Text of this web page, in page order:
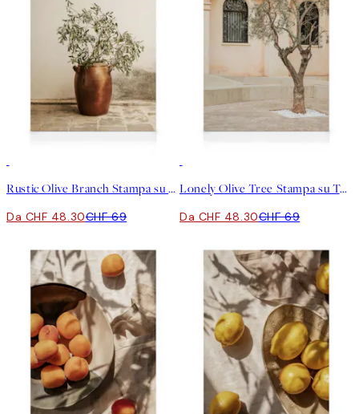
Rustic Olive Branch Stampa su Tela
Da CHF 48.30CHF 69
Lonely Olive Tree Stampa su Tela
Da CHF 48.30CHF 69